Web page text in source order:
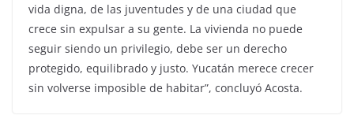
vida digna, de las juventudes y de una ciudad que
crece sin expulsar a su gente. La vivienda no puede
seguir siendo un privilegio, debe ser un derecho
protegido, equilibrado y justo. Yucatán merece crecer
sin volverse imposible de habitar”, concluyó Acosta.